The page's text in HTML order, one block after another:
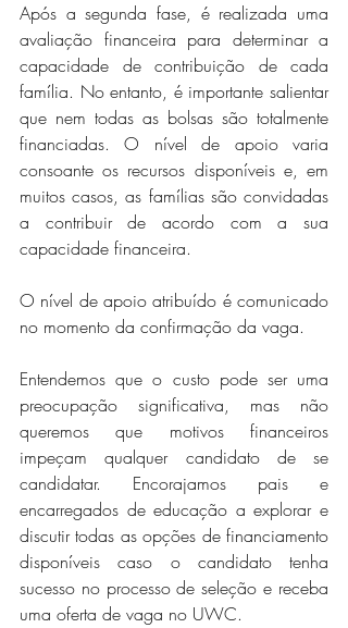
Após a segunda fase, é realizada uma
avaliação financeira para determinar a
capacidade de contribuição de cada
família. No entanto, é importante salientar
que nem todas as bolsas são totalmente
financiadas. O nível de apoio varia
consoante os recursos disponíveis e, em
muitos casos, as famílias são convidadas
a contribuir de acordo com a sua
capacidade financeira.
O nível de apoio atribuído é comunicado
no momento da confirmação da vaga.
Entendemos que o custo pode ser uma
preocupação significativa, mas não
queremos que motivos financeiros
impeçam qualquer candidato de se
candidatar. Encorajamos pais e
encarregados de educação a explorar e
discutir todas as opções de financiamento
disponíveis caso o candidato tenha
sucesso no processo de seleção e receba
uma oferta de vaga no UWC.